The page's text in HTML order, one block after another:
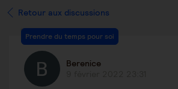
Retour aux discussions
Prendre du temps pour soi
Berenice